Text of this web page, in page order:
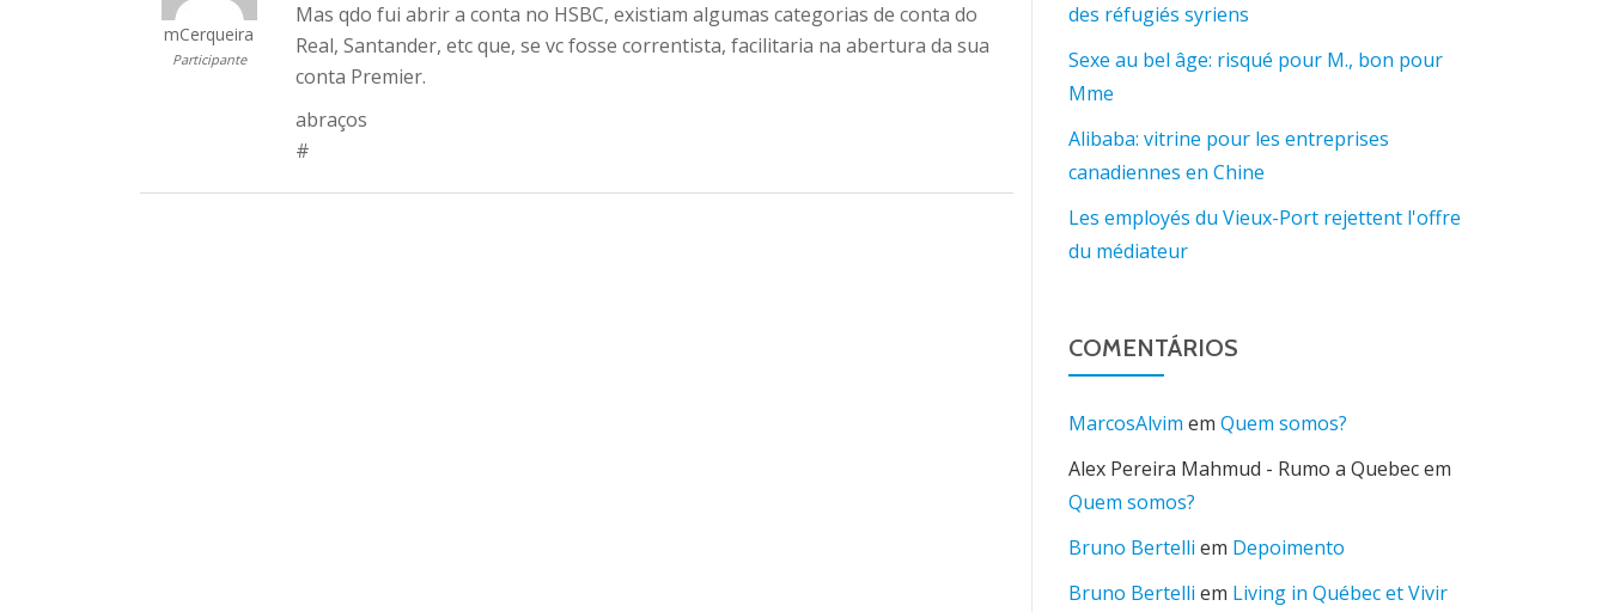
mCerqueira
Participante
Mas qdo fui abrir a conta no HSBC, existiam algumas categorias de conta do
Real, Santander, etc que, se vc fosse correntista, facilitaria na abertura da sua
conta Premier.
abraços
#
des réfugiés syriens
Sexe au bel âge: risqué pour M., bon pour
Mme
Alibaba: vitrine pour les entreprises
canadiennes en Chine
Les employés du Vieux-Port rejettent l'offre
du médiateur
COMENTÁRIOS
MarcosAlvim em Quem somos?
Alex Pereira Mahmud - Rumo a Quebecem
Quem somos?
Bruno Bertelli em Depoimento
Bruno Bertelli em Living in Québec et Vivir